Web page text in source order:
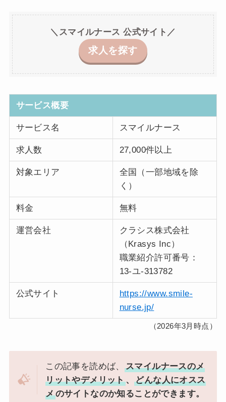
＼スマイルナース 公式サイト／
求人を探す
サービス概要
サービス名 スマイルナース
求人数 27,000件以上
対象エリア
全国（一部地域を除
く）
料金 無料
運営会社
クラシス株式会社
（Krasys Inc）
職業紹介許可番号：
13-ユ-313782
公式サイト
https://www.smile-
nurse.jp/
（2026年3月時点）
この記事を読めば、
スマイルナースのメ
リットやデメリット、どんな人にオスス
メのサイトなのか知ることができます。